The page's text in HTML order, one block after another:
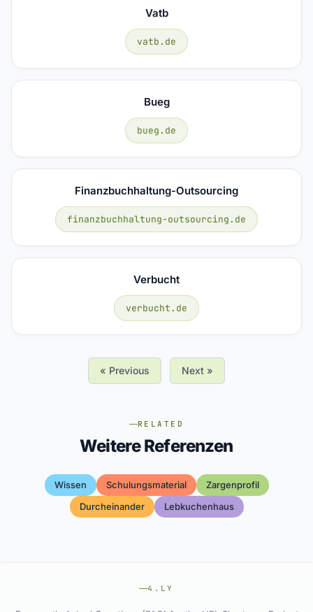
Vatb
vatb.de
Bueg
bueg.de
Finanzbuchhaltung-Outsourcing
finanzbuchhaltung-outsourcing.de
Verbucht
verbucht.de
« Previous Next »
RELATED
Weitere Referenzen
Wissen Schulungsmaterial
Zargenprofil
Durcheinander
Lebkuchenhaus
4.LY